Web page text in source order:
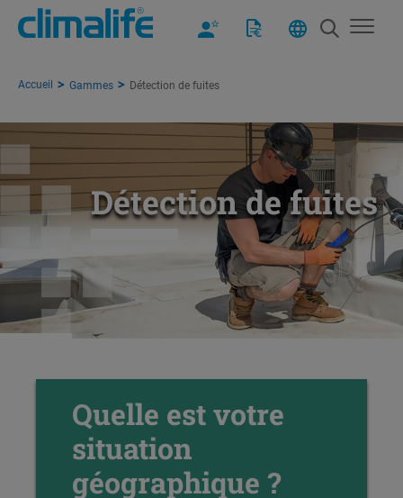
Accueil Gammes Détection de fuites
Détection de fuites
Quelle est votre
situation
géographique ?